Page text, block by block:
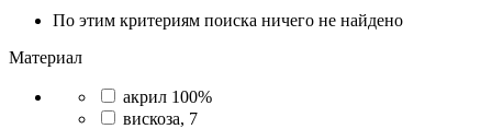
По этим критериям поиска ничего не найдено
Материал
акрил 100%
вискоза, 7